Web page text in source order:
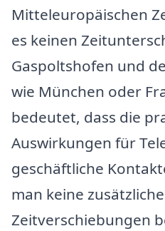
Mitteleuropäischen
es keinen
Gaspoltshofen und
wie München oder
bedeutet, dass die
Auswirkungen für
geschäftliche
man keine
Zeitverschiebungen